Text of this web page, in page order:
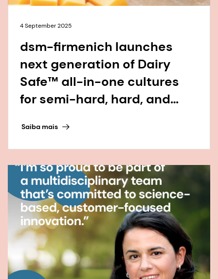
4 September 2025
dsm-firmenich launches
next generation of Dairy
Safe™ all-in-one cultures
for semi-hard, hard, and
varieties
Saiba mais